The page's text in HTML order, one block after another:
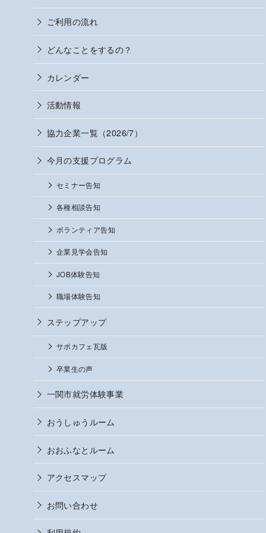
ご利用の流れ
どんなことをするの？
カレンダー
活動情報
協力企業一覧（2026/7）
今月の支援プログラム
セミナー告知
各種相談告知
ボランティア告知
企業見学会告知
JOB体験告知
職場体験告知
ステップアップ
サポカフェ瓦版
卒業生の声
一関市就労体験事業
おうしゅうルーム
おおふなとルーム
アクセスマップ
お問い合わせ